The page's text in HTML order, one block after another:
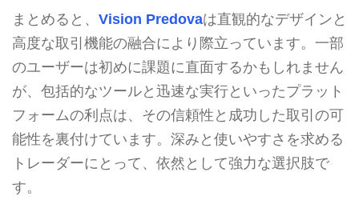
まとめると、 Vision Predovaは直観的なデザインと
高度な取引機能の融合により際立っています。一部
のユーザーは初めに課題に直面するかもしれません
が、包括的なツールと迅速な実行といったプラット
フォームの利点は、その信頼性と成功した取引の可
能性を裏付けています。深みと使いやすさを求める
トレーダーにとって、依然として強力な選択肢で
す。